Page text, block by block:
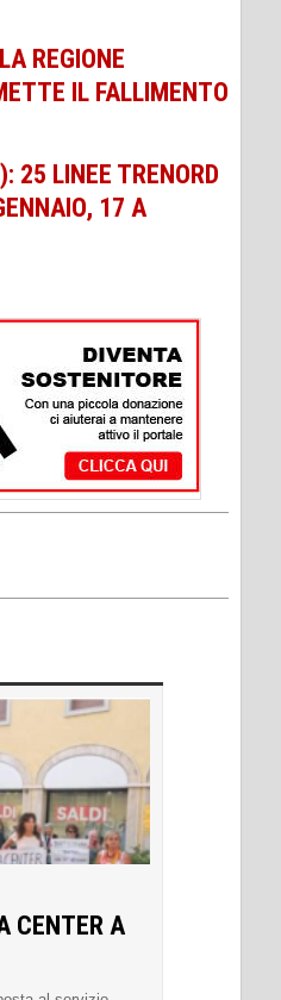
REGIONE
IL FALLIMENTO
25 LINEE TRENORD
17 A
CENTER A